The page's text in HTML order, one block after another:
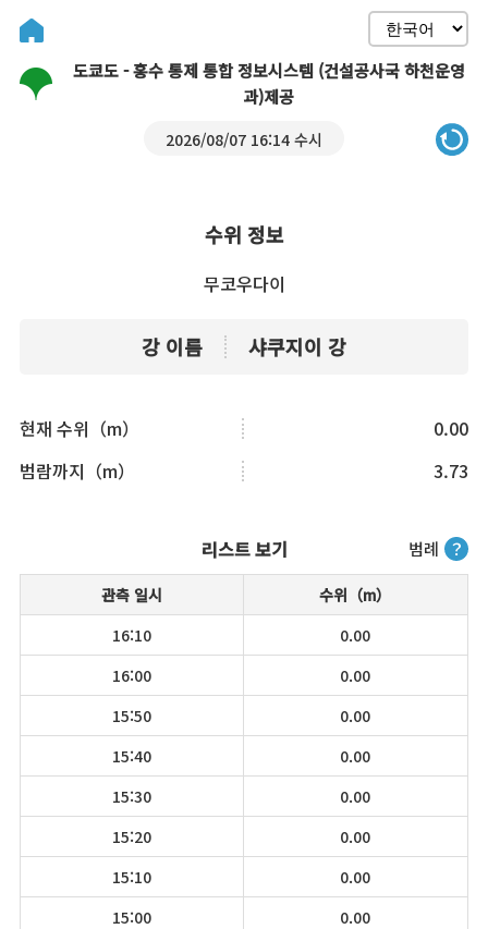
도쿄도 - 홍수 통제 통합 정보시스템 (건설공사국 하천운영
과)제공
2026/08/07 16:14 수시
수위 정보
무코우다이
강 이름 샤쿠지이 강
현재 수위（m）
0.00
범람까지（m）
3.73
범례 ？
리스트 보기
관측 일시
수위（m）
16:10
0.00
16:00
0.00
15:50
0.00
15:40
0.00
15:30
0.00
15:20
0.00
15:10
0.00
15:00
0.00